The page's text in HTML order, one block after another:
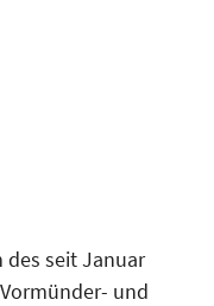
des seit Januar
und